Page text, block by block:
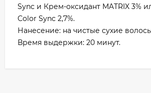
Sync и Крем-оксидант MATRIX 3%
Color Sync 2,7%.
Нанесение: на чистые сухие
Время выдержки: 20 минут.